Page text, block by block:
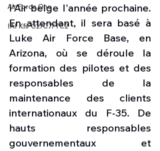
Air Force One
IAI Kfir C2/C7/TC2
l'Air belge l'année prochaine.
En attendant, il sera basé à
Luke Air Force Base, en
Arizona, où se déroule la
formation des pilotes et des
responsables de la
maintenance des clients
internationaux du F-35. De
hauts responsables
gouvernementaux et